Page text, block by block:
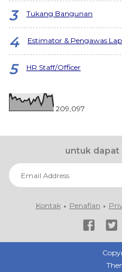
Tukang Bangunan
Estimator & Pengawas
HR Staff/Officer
209,097
untuk dapat
Kontak Penafian